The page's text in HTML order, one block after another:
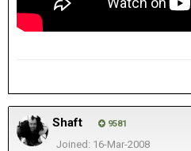
Shaft 9581
Joined: 16-Mar-2008